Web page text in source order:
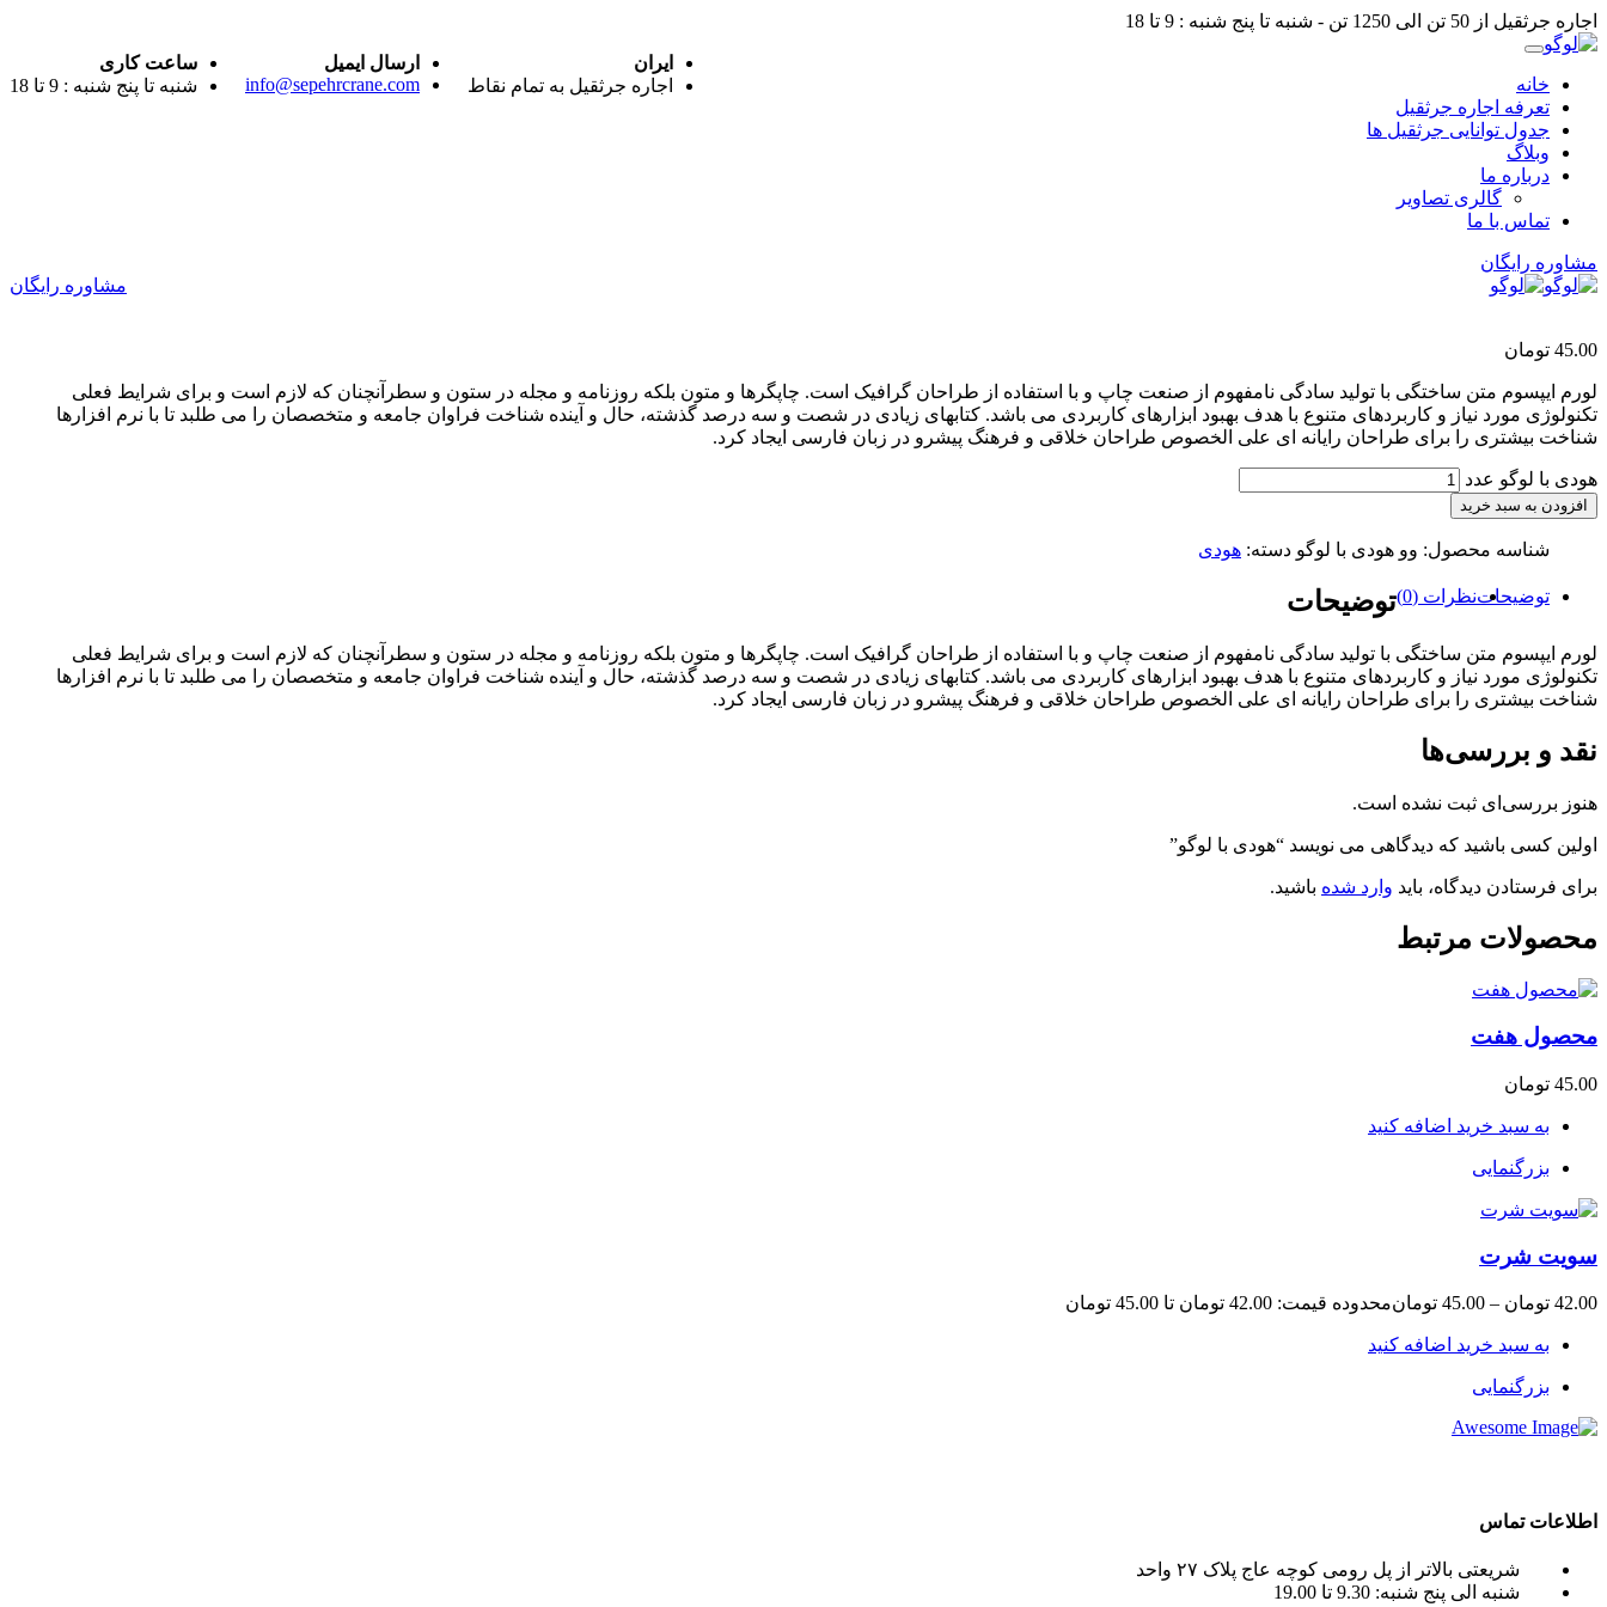
اجاره جرثقیل از 50 تن الی 1250 تن - شنبه تا پنج شنبه : 9 تا 18
ایران
اجاره جرثقیل به تمام نقاط
ارسال ایمیل
info@sepehrcrane.com
ساعت کاری
شنبه تا پنج شنبه : 9 تا 18
خانه
تعرفه اجاره جرثقیل
جدول توانایی جرثقیل ها
وبلاگ
درباره ما
گالری تصاویر
تماس با ما
مشاوره رایگان
مشاوره رایگان
45.00 تومان
لورم ایپسوم متن ساختگی با تولید سادگی نامفهوم از صنعت چاپ و با استفاده از طراحان گرافیک است. چاپگرها و متون بلکه روزنامه و مجله در ستون و سطرآنچنان که لازم است و برای شرایط فعلی
تکنولوژی مورد نیاز و کاربردهای متنوع با هدف بهبود ابزارهای کاربردی می باشد. کتابهای زیادی در شصت و سه درصد گذشته، حال و آینده شناخت فراوان جامعه و متخصصان را می طلبد تا با نرم افزارها
شناخت بیشتری را برای طراحان رایانه ای علی الخصوص طراحان خلاقی و فرهنگ پیشرو در زبان فارسی ایجاد کرد.
هودی با لوگو عدد
افزودن به سبد خرید
شناسه محصول: وو هودی با لوگو دسته: هودی
توضیحاتنظرات (0) توضیحات
لورم ایپسوم متن ساختگی با تولید سادگی نامفهوم از صنعت چاپ و با استفاده از طراحان گرافیک است. چاپگرها و متون بلکه روزنامه و مجله در ستون و سطرآنچنان که لازم است و برای شرایط فعلی
تکنولوژی مورد نیاز و کاربردهای متنوع با هدف بهبود ابزارهای کاربردی می باشد. کتابهای زیادی در شصت و سه درصد گذشته، حال و آینده شناخت فراوان جامعه و متخصصان را می طلبد تا با نرم افزارها
شناخت بیشتری را برای طراحان رایانه ای علی الخصوص طراحان خلاقی و فرهنگ پیشرو در زبان فارسی ایجاد کرد.
نقد و بررسی‌ها
هنوز بررسی‌ای ثبت نشده است.
اولین کسی باشید که دیدگاهی می نویسد “هودی با لوگو”
برای فرستادن دیدگاه، باید وارد شده باشید.
محصولات مرتبط
محصول هفت
45.00 تومان
به سبد خرید اضافه کنید
بزرگنمایی
سویت شرت
42.00 تومان –
45.00 تومانمحدوده قیمت: 42.00 تومان تا 45.00 تومان
به سبد خرید اضافه کنید
بزرگنمایی
اطلاعات تماس
شریعتی بالاتر از پل رومی کوچه عاج پلاک ۲۷ واحد
شنبه الی پنج شنبه: 9.30 تا 19.00